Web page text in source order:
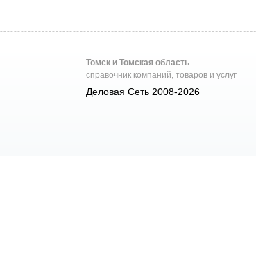
Томск и Томская область
справочник компаний, товаров и услуг
Деловая Сеть 2008-2026